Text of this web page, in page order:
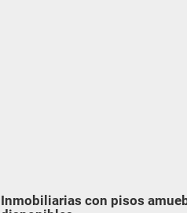
Inmobiliarias con pisos